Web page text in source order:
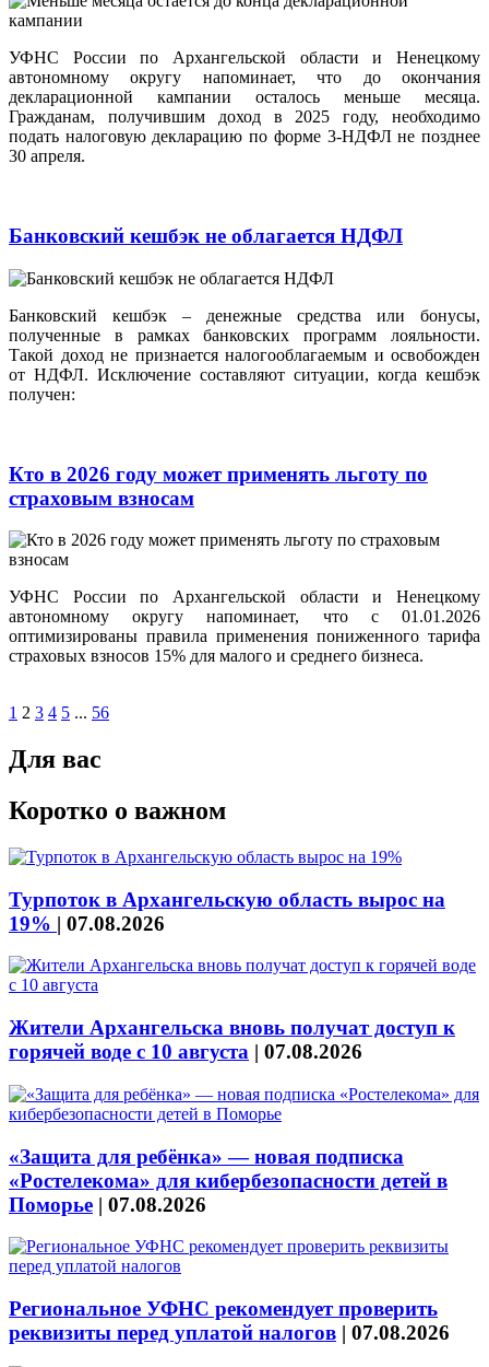
УФНС России по Архангельской области и Ненецкому
автономному округу напоминает, что до окончания
декларационной кампании осталось меньше месяца.
Гражданам, получившим доход в 2025 году, необходимо
подать налоговую декларацию по форме 3-НДФЛ не позднее
30 апреля.
Банковский кешбэк не облагается НДФЛ
Банковский кешбэк – денежные средства или бонусы,
полученные в рамках банковских программ лояльности.
Такой доход не признается налогооблагаемым и освобожден
от НДФЛ. Исключение составляют ситуации, когда кешбэк
получен:
Кто в 2026 году может применять льготу по
страховым взносам
УФНС России по Архангельской области и Ненецкому
автономному округу напоминает, что с 01.01.2026
оптимизированы правила применения пониженного тарифа
страховых взносов 15% для малого и среднего бизнеса.
1 2 3 4 5 ... 56
Для вас
Коротко о важном
Турпоток в Архангельскую область вырос на
19% | 07.08.2026
Жители Архангельска вновь получат доступ к
горячей воде с 10 августа | 07.08.2026
«Защита для ребёнка» — новая подписка
«Ростелекома» для кибербезопасности детей в
Поморье | 07.08.2026
Региональное УФНС рекомендует проверить
реквизиты перед уплатой налогов | 07.08.2026